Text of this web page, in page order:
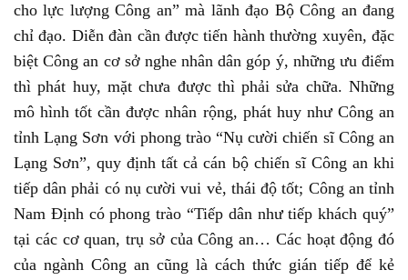
cho lực lượng Công an” mà lãnh đạo Bộ Công an đang
chỉ đạo. Diễn đàn cần được tiến hành thường xuyên, đặc
biệt Công an cơ sở nghe nhân dân góp ý, những ưu điểm
thì phát huy, mặt chưa được thì phải sửa chữa. Những
mô hình tốt cần được nhân rộng, phát huy như Công an
tỉnh Lạng Sơn với phong trào “Nụ cười chiến sĩ Công an
Lạng Sơn”, quy định tất cả cán bộ chiến sĩ Công an khi
tiếp dân phải có nụ cười vui vẻ, thái độ tốt; Công an tỉnh
Nam Định có phong trào “Tiếp dân như tiếp khách quý”
tại các cơ quan, trụ sở của Công an… Các hoạt động đó
của ngành Công an cũng là cách thức gián tiếp để kẻ